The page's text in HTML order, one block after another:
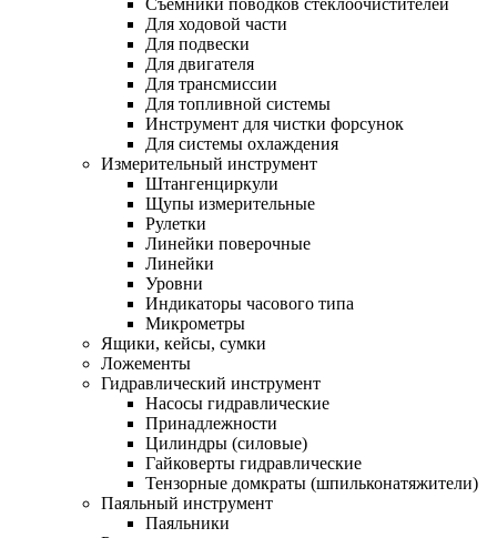
Съемники поводков стеклоочистителей
Для ходовой части
Для подвески
Для двигателя
Для трансмиссии
Для топливной системы
Инструмент для чистки форсунок
Для системы охлаждения
Измерительный инструмент
Штангенциркули
Щупы измерительные
Рулетки
Линейки поверочные
Линейки
Уровни
Индикаторы часового типа
Микрометры
Ящики, кейсы, сумки
Ложементы
Гидравлический инструмент
Насосы гидравлические
Принадлежности
Цилиндры (силовые)
Гайковерты гидравлические
Тензорные домкраты (шпильконатяжители)
Паяльный инструмент
Паяльники